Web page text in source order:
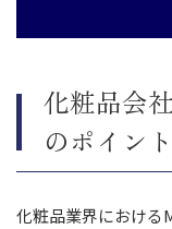
化粧品会
のポイント
化粧品業界における